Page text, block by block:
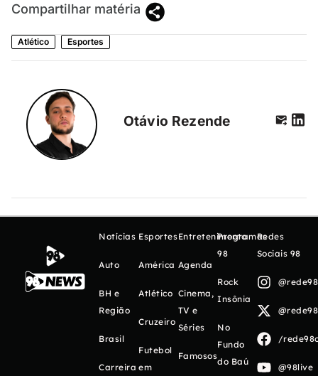
Compartilhar matéria
Atlético Esportes
Otávio Rezende
Notícias
Auto
BH e
Região
Brasil
Carreira
Esportes
América
Atlético
Cruzeiro
Futebol
em
Entretenimento
Agenda
Cinema,
TV e
Séries
Famosos
Programas
98
Rock
Insônia
No
Fundo
do Baú
Redes
Sociais 98
/
@98live